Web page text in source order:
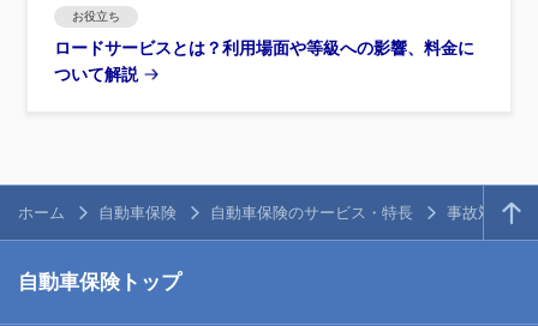
お役立ち
ロードサービスとは？利用場面や等級への影響、料金に
ついて解説
ホーム 自動車保険 自動車保険のサービス・特長 事故対応と
自動車保険トップ